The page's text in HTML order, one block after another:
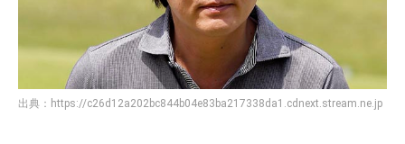
出典： https://c26d12a202bc844b04e83ba217338da1.cdnext.stream.ne.jp